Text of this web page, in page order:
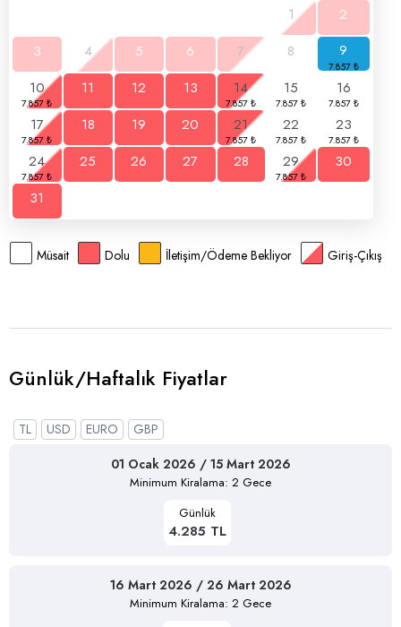
1
2
3
4 5 6 7 8 9
10 11 12 13 14 15
16
17
18 19 20 21 22
23
24
25 26 27 28 29
30
31
Müsait Dolu İletişim/Ödeme Bekliyor Giriş-Çıkış
Günlük/Haftalık Fiyatlar
TL USD EURO
GBP
01 Ocak 2026 / 15 Mart 2026
Minimum Kiralama: 2 Gece
Günlük
4.285 TL
16 Mart 2026 / 26 Mart 2026
Minimum Kiralama: 2 Gece